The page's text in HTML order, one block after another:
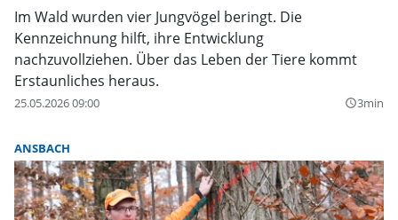
Im Wald wurden vier Jungvögel beringt. Die
Kennzeichnung hilft, ihre Entwicklung
nachzuvollziehen. Über das Leben der Tiere kommt
Erstaunliches heraus.
25.05.2026 09:00 query_builder3min
ANSBACH